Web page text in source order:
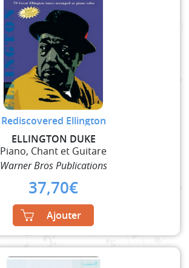
Rediscovered Ellington
ELLINGTON DUKE
Piano, Chant et Guitare
Warner Bros Publications
37,70€
Ajouter